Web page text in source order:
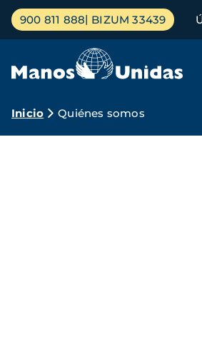
Pasar
contenido
Menú
principal
900 811 888 BIZUM 33439
Ruta
Inicio Quiénes somos